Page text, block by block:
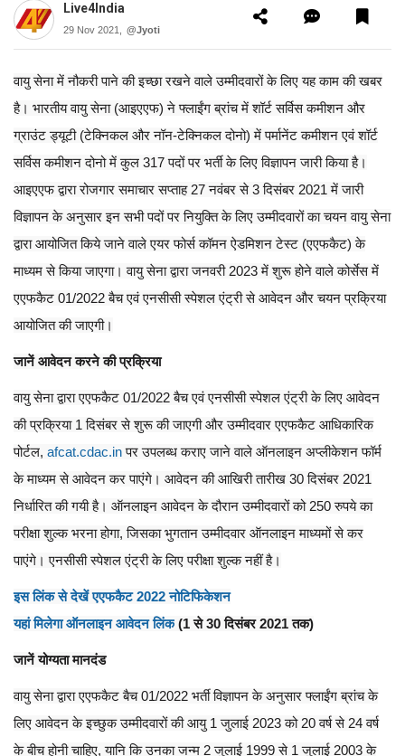
Live4India
29 Nov 2021, @Jyoti
वायु सेना में नौकरी पाने की इच्छा रखने वाले उम्मीदवारों के लिए यह काम की खबर
है। भारतीय वायु सेना (आइएएफ) ने फ्लाईंग ब्रांच में शॉर्ट सर्विस कमीशन और
ग्राउंट ड्यूटी (टेक्निकल और नॉन-टेक्निकल दोनो) में पर्मानेंट कमीशन एवं शॉर्ट
सर्विस कमीशन दोनो में कुल 317 पदों पर भर्ती के लिए विज्ञापन जारी किया है।
आइएएफ द्वारा रोजगार समाचार सप्ताह 27 नवंबर से 3 दिसंबर 2021 में जारी
विज्ञापन के अनुसार इन सभी पदों पर नियुक्ति के लिए उम्मीदवारों का चयन वायु सेना
द्वारा आयोजित किये जाने वाले एयर फोर्स कॉमन ऐडमिशन टेस्ट (एएफकैट) के
माध्यम से किया जाएगा। वायु सेना द्वारा जनवरी 2023 में शुरू होने वाले कोर्सेस में
एएफकैट 01/2022 बैच एवं एनसीसी स्पेशल एंट्री से आवेदन और चयन प्रक्रिया
आयोजित की जाएगी।
जानें आवेदन करने की प्रक्रिया
वायु सेना द्वारा एएफकैट 01/2022 बैच एवं एनसीसी स्पेशल एंट्री के लिए आवेदन
की प्रक्रिया 1 दिसंबर से शुरू की जाएगी और उम्मीदवार एएफकैट आधिकारिक
पोर्टल, afcat.cdac.inपर उपलब्ध कराए जाने वाले ऑनलाइन अप्लीकेशन फॉर्म
के माध्यम से आवेदन कर पाएंगे। आवेदन की आखिरी तारीख 30 दिसंबर 2021
निर्धारित की गयी है। ऑनलाइन आवेदन के दौरान उम्मीदवारों को 250 रुपये का
परीक्षा शुल्क भरना होगा, जिसका भुगतान उम्मीदवार ऑनलाइन माध्यमों से कर
पाएंगे। एनसीसी स्पेशल एंट्री के लिए परीक्षा शुल्क नहीं है।
इस लिंक से देखें एएफकैट 2022 नोटिफिकेशन
यहां मिलेगा ऑनलाइन आवेदन लिंक (1 से 30 दिसंबर 2021 तक)
जानें योग्यता मानदंड
वायु सेना द्वारा एएफकैट बैच 01/2022 भर्ती विज्ञापन के अनुसार फ्लाईंग ब्रांच के
लिए आवेदन के इच्छुक उम्मीदवारों की आयु 1 जुलाई 2023 को 20 वर्ष से 24 वर्ष
के बीच होनी चाहिए, यानि कि उनका जन्म 2 जुलाई 1999 से 1 जुलाई 2003 के